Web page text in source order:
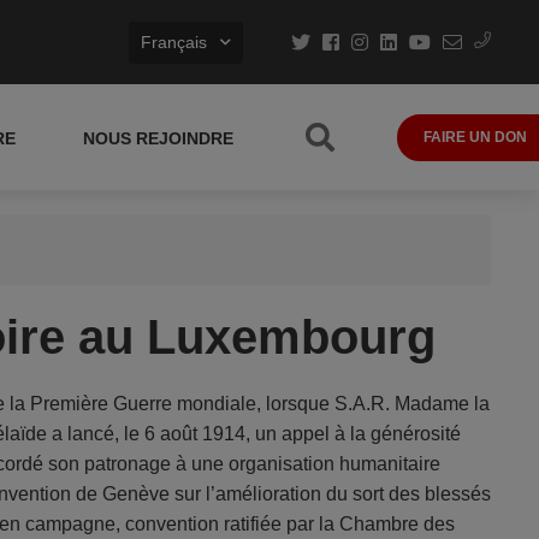
Français
NOUS REJOINDRE FAIRE UN DON
au Luxembourg
la Première Guerre mondiale, lorsque S.A.R. Madame la
a lancé, le 6 août 1914, un appel à la générosité
son patronage à une organisation humanitaire
de Genève sur l’amélioration du sort des blessés
campagne, convention ratifiée par la Chambre des